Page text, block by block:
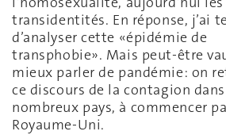
transidentités. En réponse, j’ai
d’analyser cette «épidémie de
transphobie». Mais peut-être
mieux parler de pandémie: on
ce discours de la contagion
nombreux pays, à commencer
Royaume-Uni.